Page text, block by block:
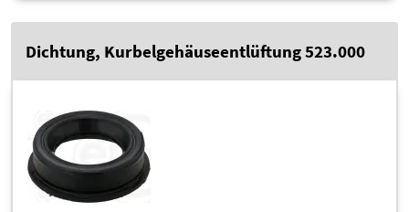
Dichtung, Kurbelgehäuseentlüftung 523.000